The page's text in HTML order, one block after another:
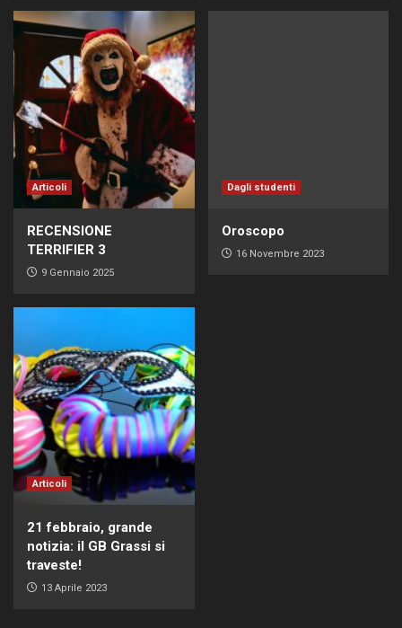
Articoli
RECENSIONE
TERRIFIER 3
9 Gennaio 2025
Dagli studenti
Oroscopo
16 Novembre 2023
Articoli
21 febbraio, grande
notizia: il GB Grassi si
traveste!
13 Aprile 2023